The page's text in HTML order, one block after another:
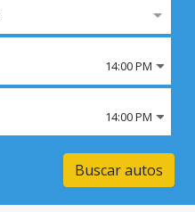
14:00 PM
14:00 PM
Buscar autos